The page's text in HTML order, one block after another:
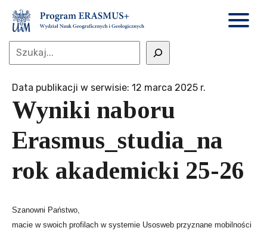
Data publikacji w serwisie: 12 marca 2025 r.
Wyniki naboru
Erasmus_studia_na
rok akademicki 25-26
Szanowni Państwo,
macie w swoich profilach w systemie Usosweb przyznane mobilności